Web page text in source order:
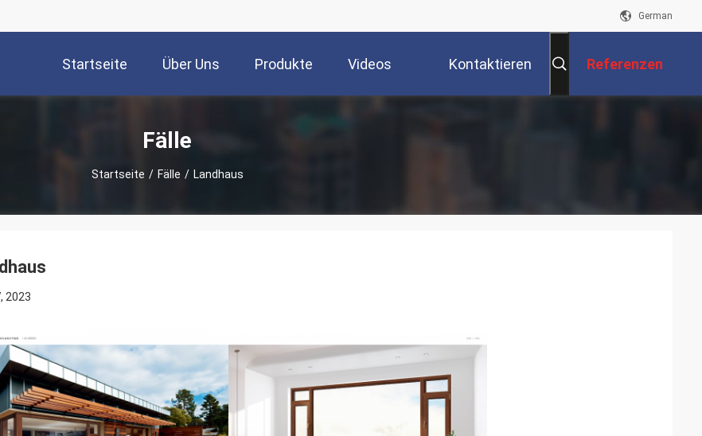
German
Startseite Über Uns Produkte Videos Kontaktieren Referenzen
Fälle
Startseite / Fälle / Landhaus
2023